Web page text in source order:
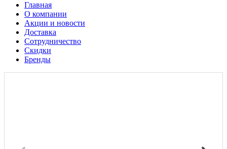
Главная
О компании
Акции и новости
Доставка
Сотрудничество
Скидки
Бренды